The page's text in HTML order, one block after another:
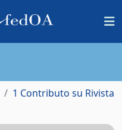
1 Contributo su Rivista